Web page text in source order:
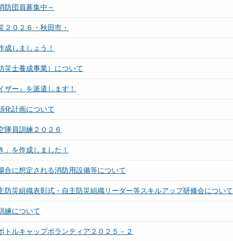
防団員募集中～
２０２６・秋田市・
成しましょう！
災士養成事業）について
ザー』を派遣します！
化計画について
隊員訓練２０２６
」を作成しました！
合に想定される消防用設備等について
災組織表彰式・自主防災組織リーダー等スキルアップ研修会について
練について
トルキャップボランティア２０２５－２